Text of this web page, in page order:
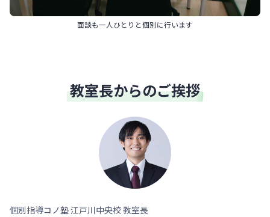
面談も一人ひとりと個別に行います
教室長からのご挨拶
個別指導コノ塾 江戸川中央校 教室長